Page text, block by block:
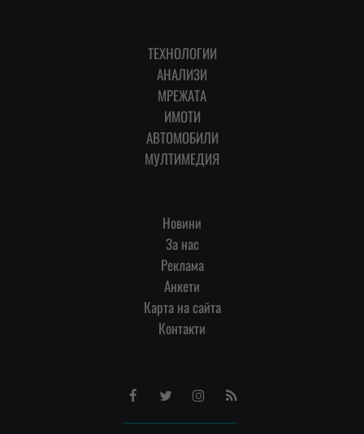
ТЕХНОЛОГИИ
АНАЛИЗИ
МРЕЖАТА
ИМОТИ
АВТОМОБИЛИ
МУЛТИМЕДИЯ
Новини
За нас
Реклама
Анкети
Карта на сайта
Контакти
FacebookTwitterInstagram
RSS